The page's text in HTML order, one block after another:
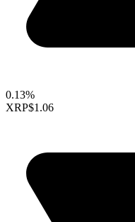
0.13%
XRP$1.06